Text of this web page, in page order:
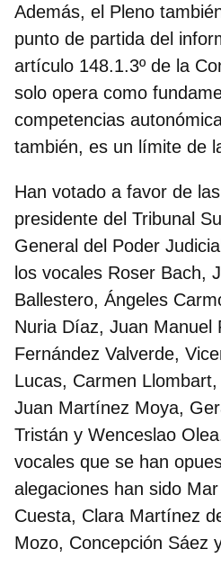
Además, el Pleno
punto de partida del
artículo 148.1.3º de la
solo opera como
competencias
también, es un límite de
Han votado a favor de
presidente del Tribunal
General del Poder
los vocales Roser Bach,
Ballestero, Ángeles
Nuria Díaz, Juan Manuel
Fernández Valverde,
Lucas, Carmen
Juan Martínez Moya,
Tristán y Wenceslao
vocales que se han
alegaciones han sido
Cuesta, Clara Martínez
Mozo, Concepción Sáez